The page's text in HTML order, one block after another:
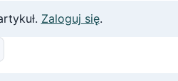
Zaloguj się.